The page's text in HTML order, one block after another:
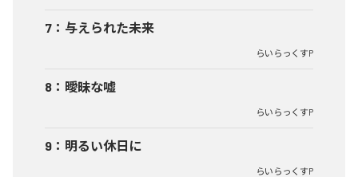
7 ： 与えられた未来
らいらっくすP
8 ： 曖昧な嘘
らいらっくすP
9 ： 明るい休日に
らいらっくすP